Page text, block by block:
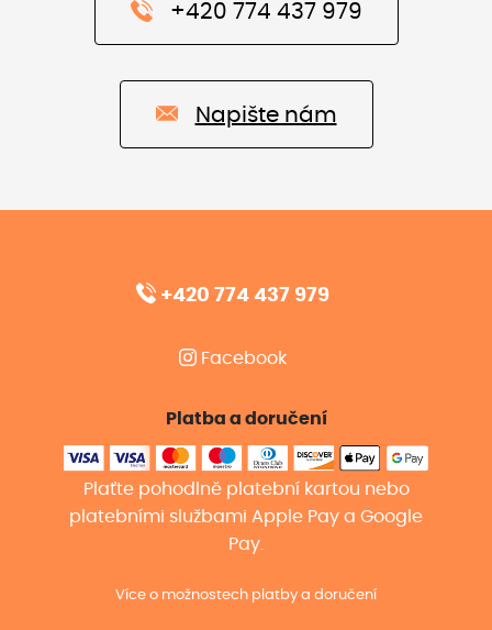
+420 774 437 979
Napište nám
+420 774 437 979
Facebook
Platba a doručení
Plaťte pohodlně platební kartou nebo
platebními službami Apple Pay a Google
Pay.
Více o možnostech platby a doručení